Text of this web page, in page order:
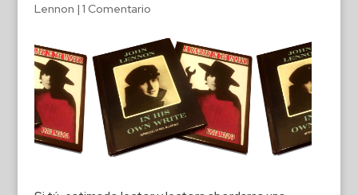
Lennon | 1 Comentario